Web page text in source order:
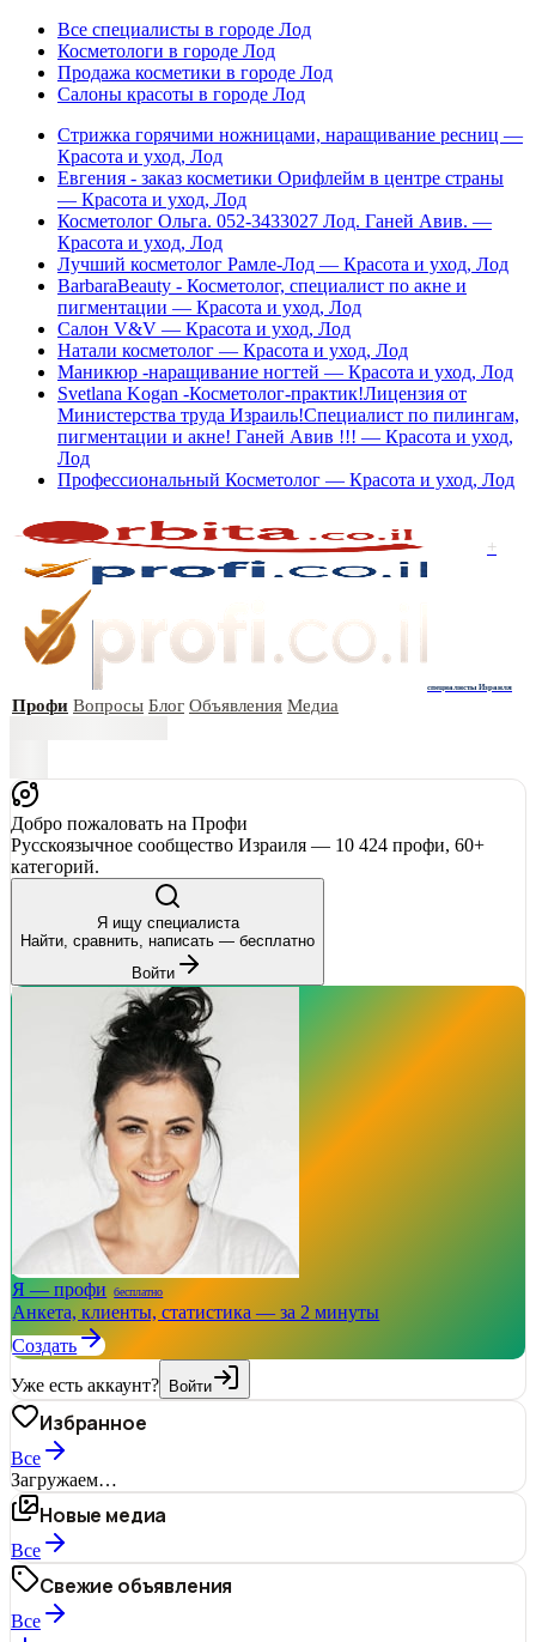
Все специалисты в городе Лод
Косметологи в городе Лод
Продажа косметики в городе Лод
Салоны красоты в городе Лод
Стрижка горячими ножницами, наращивание ресниц —
Красота и уход, Лод
Евгения - заказ косметики Орифлейм в центре страны
— Красота и уход, Лод
Косметолог Ольга. 052-3433027 Лод. Ганей Авив. —
Красота и уход, Лод
Лучший косметолог Рамле-Лод — Красота и уход, Лод
BarbaraBeauty - Косметолог, специалист по акне и
пигментации — Красота и уход, Лод
Салон V&V — Красота и уход, Лод
Натали косметолог — Красота и уход, Лод
Маникюр -наращивание ногтей — Красота и уход, Лод
Svetlana Kogan -Косметолог-практик!Лицензия от
Министерства труда Израиль!Специалист по пилингам,
пигментации и акне! Ганей Авив !!! — Красота и уход,
Лод
Профессиональный Косметолог — Красота и уход, Лод
+
специалисты Израиля
Профи Вопросы Блог Объявления Медиа
Добро пожаловать на Профи
Русскоязычное сообщество Израиля — 10 424 профи, 60+
категорий.
Я ищу специалиста
Найти, сравнить, написать — бесплатно
Войти
Я — профи бесплатно
Анкета, клиенты, статистика — за 2 минуты
Создать
Уже есть аккаунт? Войти
Избранное
Все
Загружаем…
Новые медиа
Все
Свежие объявления
Все